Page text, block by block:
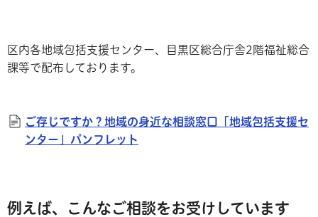
区内各地域包括支援センター、目黒区総合庁舎2階福祉総合
課等で配布しております。
ご存じですか？地域の身近な相談窓口「地域包括支援セ
ンター」パンフレット
例えば、こんなご相談をお受けしています